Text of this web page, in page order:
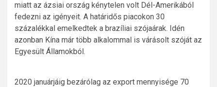
miatt az ázsiai ország kénytelen volt Dél-Amerikából
fedezni az igényeit. A határidős piacokon 30
százalékkal emelkedtek a brazíliai szójaárak. Idén
azonban Kína már több alkalommal is várásolt szóját az
Egyesült Államokból.
2020 januárjáig bezárólag az export mennyisége 70